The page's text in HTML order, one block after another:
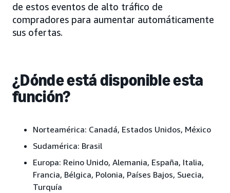
de estos eventos de alto tráfico de
compradores para aumentar automáticamente
sus ofertas.
¿Dónde está disponible esta
función?
Norteamérica: Canadá, Estados Unidos, México
Sudamérica: Brasil
Europa: Reino Unido, Alemania, España, Italia,
Francia, Bélgica, Polonia, Países Bajos, Suecia,
Turquía